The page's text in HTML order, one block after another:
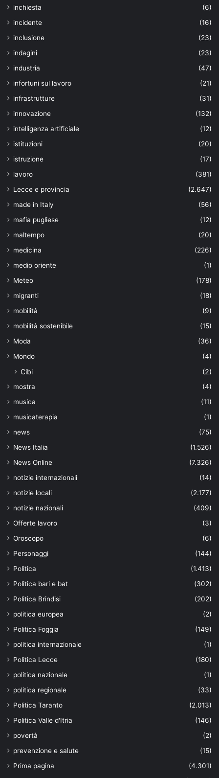
inchiesta
(6)
incidente
(16)
inclusione
(23)
indagini
(23)
industria
(47)
infortuni sul lavoro
(21)
infrastrutture
(31)
innovazione
(132)
intelligenza artificiale
(12)
istituzioni
(20)
istruzione
(17)
lavoro
(381)
Lecce e provincia
(2.647)
made in Italy
(56)
mafia pugliese
(12)
maltempo
(20)
medicina
(226)
medio oriente
(1)
Meteo
(178)
migranti
(18)
mobilità
(9)
mobilità sostenibile
(15)
Moda
(36)
Mondo
(4)
Cibi (2)
mostra
(4)
musica
(11)
musicaterapia
(1)
news
(75)
News Italia
(1.526)
News Online
(7.326)
notizie internazionali
(14)
notizie locali
(2.177)
notizie nazionali
(409)
Offerte lavoro
(3)
Oroscopo
(6)
Personaggi
(144)
Politica
(1.413)
Politica bari e bat
(302)
Politica Brindisi
(202)
politica europea
(2)
Politica Foggia
(149)
politica internazionale
(1)
Politica Lecce
(180)
politica nazionale
(1)
politica regionale
(33)
Politica Taranto
(2.013)
Politica Valle d'Itria
(146)
povertà
(2)
prevenzione e salute
(15)
Prima pagina
(4.301)